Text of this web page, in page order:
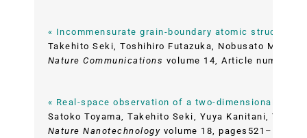
« Incommensurate grain-boundary atomic structure »
Takehito Seki, Toshihiro Futazuka, Nobusato
Nature Communications volume 14, Article number:
« Real-space observation of a two-dimensional
Satoko Toyama, Takehito Seki, Yuya Kanitani,
Nature Nanotechnology volume 18, pages521–528